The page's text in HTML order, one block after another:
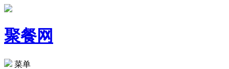
聚餐网
菜单